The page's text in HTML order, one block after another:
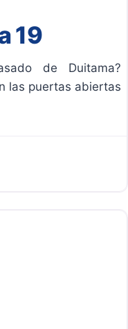
19
de Duitama?
las puertas abiertas